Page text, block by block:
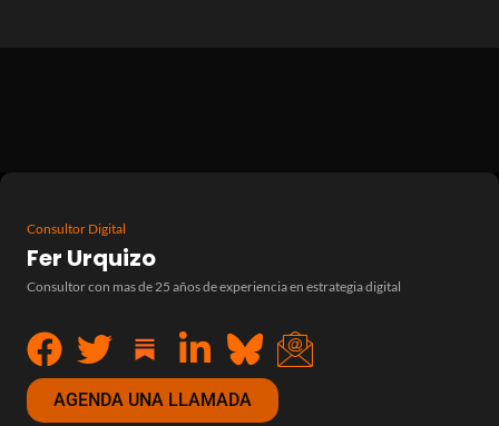
Consultor Digital
Fer Urquizo
Consultor con mas de 25 años de experiencia en estrategia digital
AGENDA UNA LLAMADA